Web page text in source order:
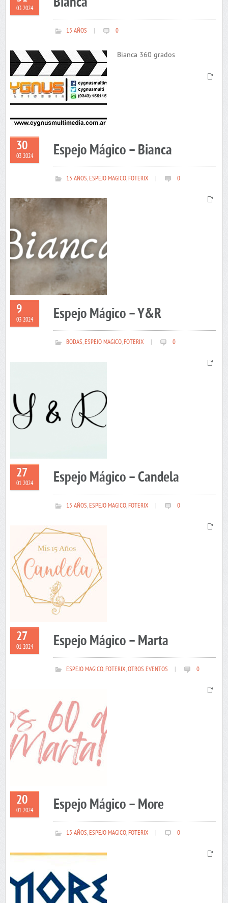
03 2024
15 AÑOS 0
Bianca 360 grados
30
03 2024 Espejo Mágico – Bianca
15 AÑOS,ESPEJO MAGICO,FOTERIX 0
9
03 2024 Espejo Mágico – Y&R
BODAS,ESPEJO MAGICO,FOTERIX 0
27
01 2024 Espejo Mágico – Candela
15 AÑOS,ESPEJO MAGICO,FOTERIX 0
27
01 2024 Espejo Mágico – Marta
ESPEJO MAGICO,FOTERIX,OTROS EVENTOS 0
20
01 2024 Espejo Mágico – More
15 AÑOS,ESPEJO MAGICO,FOTERIX 0